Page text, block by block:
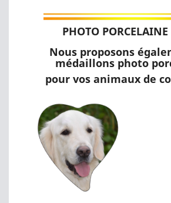
PHOTO PORCELAINE
Nous proposons
médaillons photo
pour vos animaux de